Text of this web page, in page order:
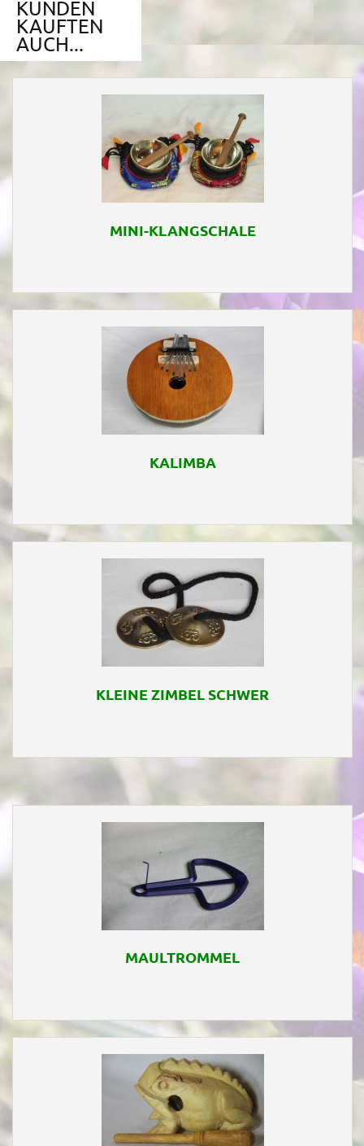
KUNDEN
KAUFTEN
AUCH...
MINI-KLANGSCHALE
KALIMBA
KLEINE ZIMBEL SCHWER
MAULTROMMEL